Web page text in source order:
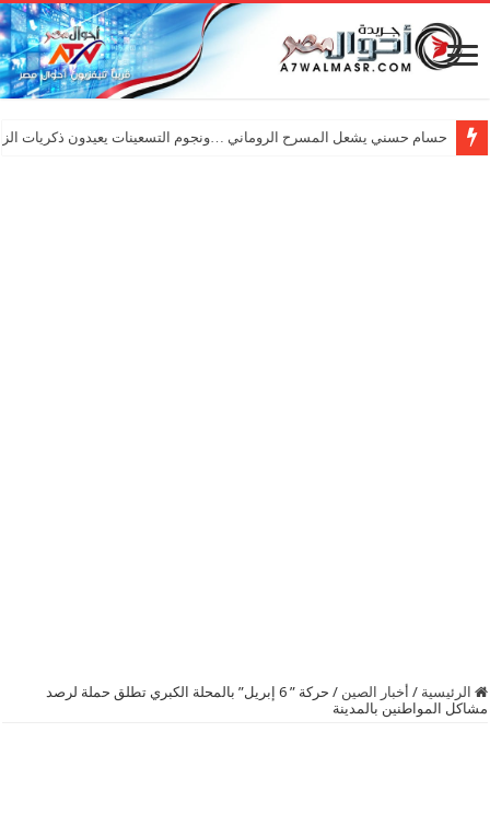
حسام حسني يشعل المسرح الروماني …ونجوم التسعينات يعيدون ذكريات
الرئيسية / أخبار الصين /
حركة ” 6 إبريل” بالمحلة الكبري تطلق حملة لرصد
مشاكل المواطنين بالمدينة